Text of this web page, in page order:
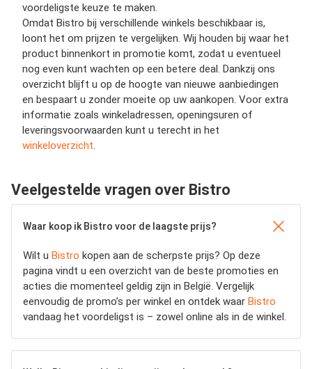
voordeligste keuze te maken.
Omdat Bistro bij verschillende winkels beschikbaar is,
loont het om prijzen te vergelijken. Wij houden bij waar het
product binnenkort in promotie komt, zodat u eventueel
nog even kunt wachten op een betere deal. Dankzij ons
overzicht blijft u op de hoogte van nieuwe aanbiedingen
en bespaart u zonder moeite op uw aankopen. Voor extra
informatie zoals winkeladressen, openingsuren of
leveringsvoorwaarden kunt u terecht in het
winkeloverzicht
Veelgestelde vragen over Bistro
Waar koop ik Bistro voor de laagste prijs?
Wilt u Bistro kopen aan de scherpste prijs? Op deze
pagina vindt u een overzicht van de beste promoties en
acties die momenteel geldig zijn in België. Vergelijk
eenvoudig de promo’s per winkel en ontdek waar Bistro
vandaag het voordeligst is – zowel online als in de winkel.